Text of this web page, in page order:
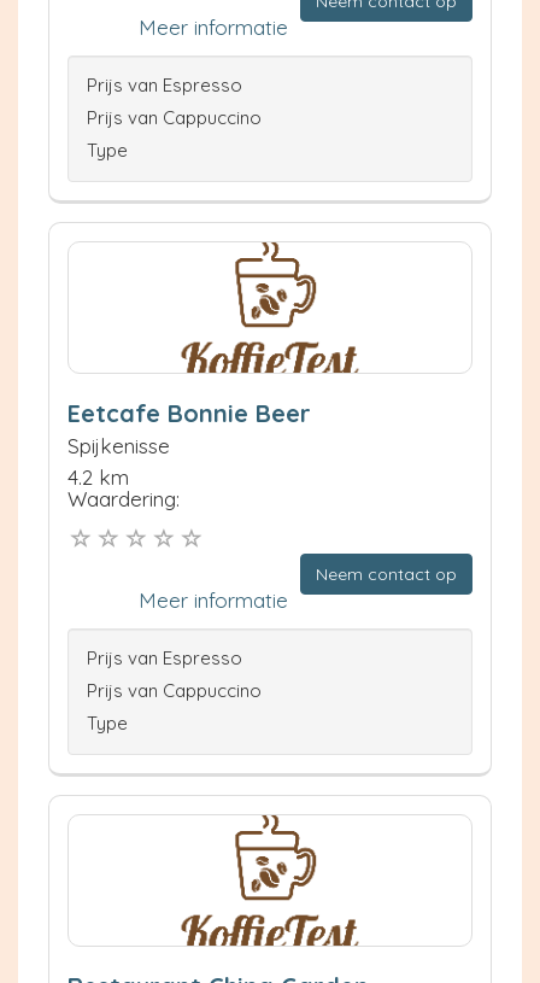
Meer informatie
Prijs van Espresso
Prijs van Cappuccino
Type
Eetcafe Bonnie Beer
Spijkenisse
4.2 km
Waardering:
Neem contact op
Meer informatie
Prijs van Espresso
Prijs van Cappuccino
Type